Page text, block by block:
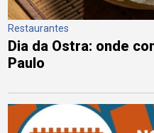
Restaurantes
Dia da Ostra: onde
Paulo